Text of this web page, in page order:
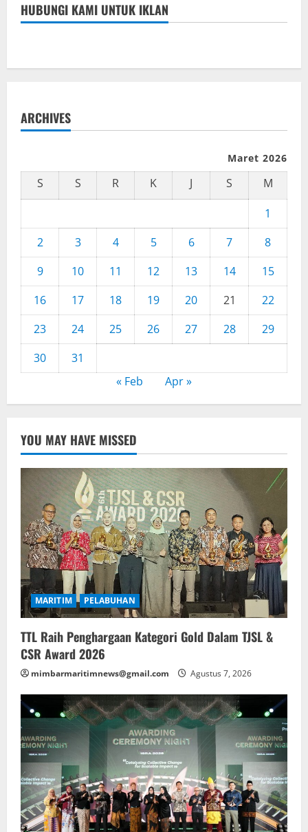
HUBUNGI KAMI UNTUK IKLAN
ARCHIVES
Maret 2026
S S R K J S
M
1
2
3 4 5 6 7
8
9
10 11 12 13 14
15
16
17 18 19 20 21
22
23
24 25 26 27 28
29
30
31
« Feb
Apr »
YOU MAY HAVE MISSED
MARITIM PELABUHAN
TTL Raih Penghargaan Kategori Gold Dalam TJSL &
CSR Award 2026
mimbarmaritimnews@gmail.com Agustus 7, 2026